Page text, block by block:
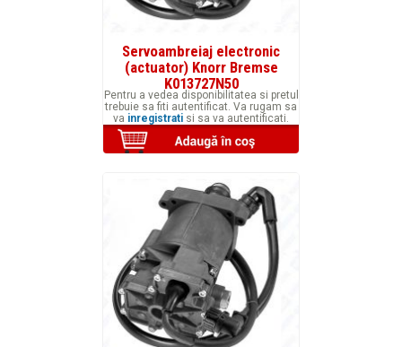
Servoambreiaj electronic
(actuator) Knorr Bremse
K013727N50
Pentru a vedea disponibilitatea si pretul
trebuie sa fiti autentificat. Va rugam sa
va inregistrati si sa va autentificati.